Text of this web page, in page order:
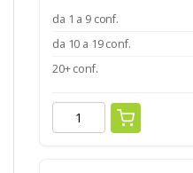
da 1 a 9 conf.
da 10 a 19 conf.
20+ conf.